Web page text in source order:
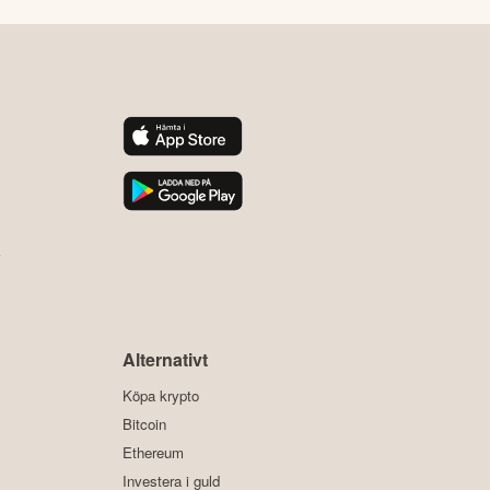
Alternativt
Köpa krypto
Bitcoin
Ethereum
Investera i guld